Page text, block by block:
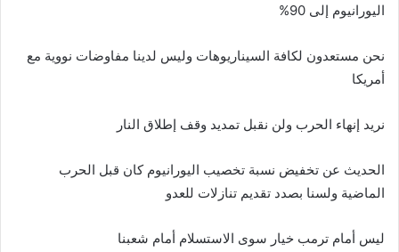
اليورانيوم إلى 90%
نحن مستعدون لكافة السيناريوهات وليس لدينا مفاوضات نووية مع
أمريكا
نريد إنهاء الحرب ولن نقبل تمديد وقف إطلاق النار
الحديث عن تخفيض نسبة تخصيب اليورانيوم كان قبل الحرب
الماضية ولسنا بصدد تقديم تنازلات للعدو
ليس أمام ترمب خيار سوى الاستسلام أمام شعبنا